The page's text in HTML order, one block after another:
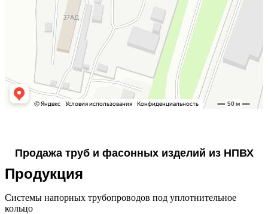
Продажа труб и фасонных изделий из НПВХ
Продукция
Системы напорных трубопроводов под уплотнительное
кольцо